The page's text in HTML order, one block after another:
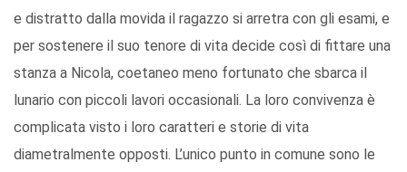
e distratto dalla movida il ragazzo si arretra con gli esami, e
per sostenere il suo tenore di vita decide così di fittare una
stanza a Nicola, coetaneo meno fortunato che sbarca il
lunario con piccoli lavori occasionali. La loro convivenza è
complicata visto i loro caratteri e storie di vita
diametralmente opposti. L’unico punto in comune sono le